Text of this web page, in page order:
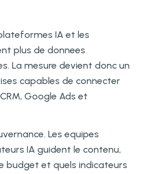
IA et les
plus de donnees
La mesure devient donc un
capables de connecter
Google Ads et
Les equipes
IA guident le contenu,
budget et quels indicateurs